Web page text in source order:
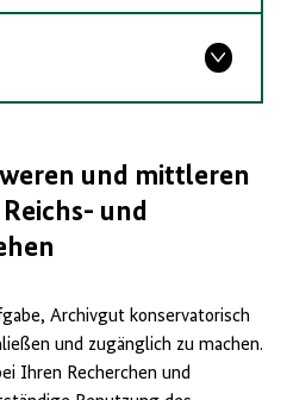
und mittleren
und
Archivgut konservatorisch
und zugänglich zu machen.
Ihren Recherchen und